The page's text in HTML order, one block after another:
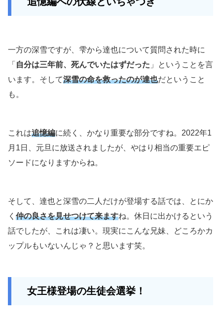
一方の深雪ですが、雫から達也について質問された時に
「 自分は三年前、死んでいたはずだった 」ということを言
います。そして深雪の命を救ったのが達也だということ
も。
これは追憶編に続く、かなり重要な部分ですね。2022年1
月1日、元旦に放送されましたが、やはり相当の重要エピ
ソードになりますからね。
そして、達也と深雪の二人だけが登場する話では、とにか
く 仲の良さを見せつけて来ますね。休日に出かけるという
話でしたが、これは凄い。現実にこんな兄妹、どころかカ
ップルもいないんじゃ？と思います笑。
女王様登場の生徒会選挙！